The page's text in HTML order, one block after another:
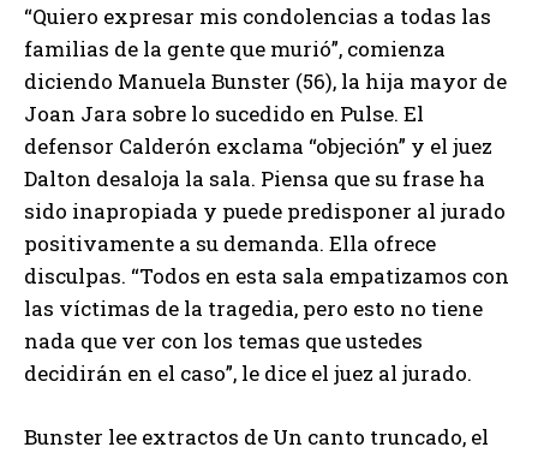
“Quiero expresar mis condolencias a todas las
familias de la gente que murió”, comienza
diciendo Manuela Bunster (56), la hija mayor de
Joan Jara sobre lo sucedido en Pulse. El
defensor Calderón exclama “objeción” y el juez
Dalton desaloja la sala. Piensa que su frase ha
sido inapropiada y puede predisponer al jurado
positivamente a su demanda. Ella ofrece
disculpas. “Todos en esta sala empatizamos con
las víctimas de la tragedia, pero esto no tiene
nada que ver con los temas que ustedes
decidirán en el caso”, le dice el juez al jurado.
Bunster lee extractos de Un canto truncado, el